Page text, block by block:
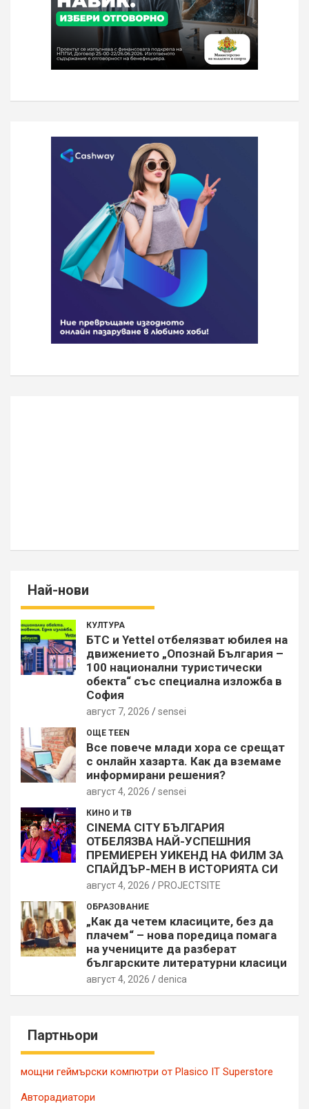
Най-нови
КУЛТУРА
БТС и Yettel отбелязват юбилея на
движението „Опознай България –
100 национални туристически
обекта“ със специална изложба в
София
август 7, 2026 sensei
ОЩЕ TEEN
Все повече млади хора се срещат
с онлайн хазарта. Как да вземаме
информирани решения?
август 4, 2026 sensei
КИНО И ТВ
CINEMA CITY БЪЛГАРИЯ
ОТБЕЛЯЗВА НАЙ-УСПЕШНИЯ
ПРЕМИЕРЕН УИКЕНД НА ФИЛМ ЗА
СПАЙДЪР-МЕН В ИСТОРИЯТА СИ
август 4, 2026 PROJECTSITЕ
ОБРАЗОВАНИЕ
„Как да четем класиците, без да
плачем“ – нова поредица помага
на учениците да разберат
българските литературни класици
август 4, 2026 denica
Партньори
мощни геймърски компютри от Plasico IT Superstore
Авторадиатори